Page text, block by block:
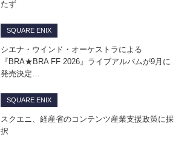
たず
SQUARE ENIX
シエナ・ウインド・オーケストラによる
『BRA★BRA FF 2026』ライブアルバムが9月に
発売決定…
SQUARE ENIX
スクエニ、経産省のコンテンツ産業支援政策に採
択